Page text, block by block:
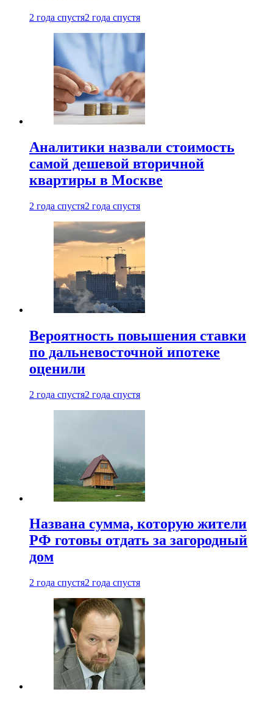
2 года спустя2 года спустя
Аналитики назвали стоимость
самой дешевой вторичной
квартиры в Москве
2 года спустя2 года спустя
Вероятность повышения ставки
по дальневосточной ипотеке
оценили
2 года спустя2 года спустя
Названа сумма, которую жители
РФ готовы отдать за загородный
дом
2 года спустя2 года спустя